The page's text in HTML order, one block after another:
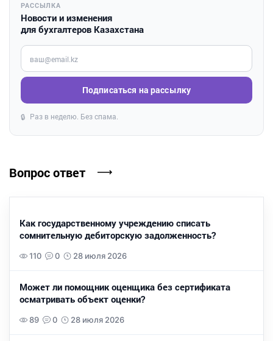
РАССЫЛКА
Новости и изменения
для бухгалтеров Казахстана
Введите ваш e-mail
Подписаться на рассылку
🔒 Раз в неделю. Без спама.
Вопрос ответ
Как государственному учреждению списать
сомнительную дебиторскую задолженность?
110 0 28 июля 2026
Может ли помощник оценщика без сертификата
осматривать объект оценки?
89 0 28 июля 2026